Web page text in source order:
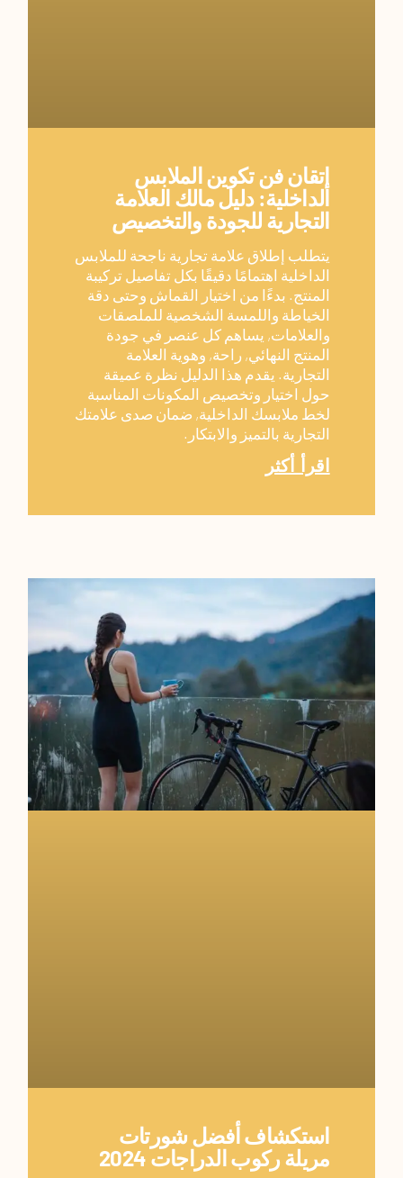
إتقان فن تكوين الملابس
الداخلية: دليل مالك العلامة
التجارية للجودة والتخصيص
يتطلب إطلاق علامة تجارية ناجحة للملابس
الداخلية اهتمامًا دقيقًا بكل تفاصيل تركيبة
المنتج. بدءًا من اختيار القماش وحتى دقة
الخياطة واللمسة الشخصية للملصقات
والعلامات, يساهم كل عنصر في جودة
المنتج النهائي, راحة, وهوية العلامة
التجارية. يقدم هذا الدليل نظرة عميقة
حول اختيار وتخصيص المكونات المناسبة
لخط ملابسك الداخلية, ضمان صدى علامتك
التجارية بالتميز والابتكار.
اقرأ أكثر
استكشاف أفضل شورتات
مريلة ركوب الدراجات 2024